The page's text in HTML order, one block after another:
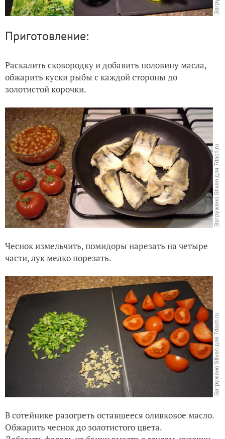
Приготовление:
Раскалить сковородку и добавить половину масла,
обжарить куски рыбы с каждой стороны до
золотистой корочки.
Чеснок измельчить, помидоры нарезать на четыре
части, лук мелко порезать.
В сотейнике разогреть оставшееся оливковое масло.
Обжарить чеснок до золотистого цвета.